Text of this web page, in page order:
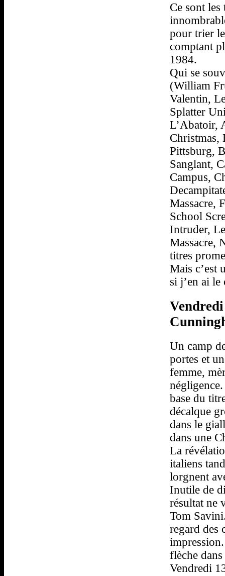
Ce sont
pour trier
comptant
1984.
Qui se
(William
Valentin,
Splatter
L’Abatoir,
Christmas,
Pittsburg,
Sanglant,
Campus,
Massacre,
School
Intruder,
Massacre,
titres
Mais c’est
si j’en ai le
Un camp
portes et
femme,
base du
décalque
dans le
dans une
La
italiens
lorgnent
Inutile de
résultat ne
Tom
regard des
flèche
Vendredi